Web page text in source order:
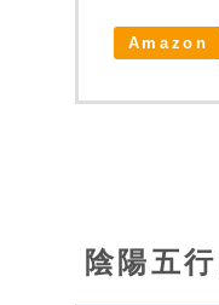
Amazon
陰陽五